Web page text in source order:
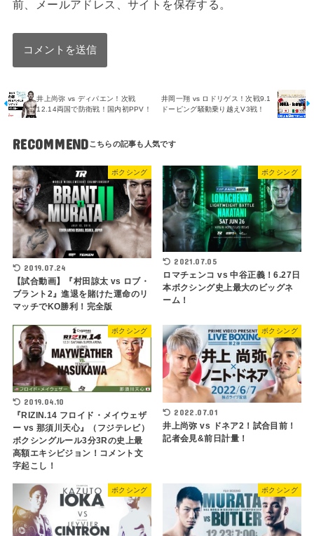
前、メールアドレス、サイトを保存する。
井上尚弥 vs ディパエン！次戦
12.14両国で防衛戦！国内初PPV！
井岡一翔 vs ロドリゲス！次戦9.1
ドーピング騒動乗り越えV3戦！
RECOMMEND
ボクシング
2019.07.24
【試合動画】『村田諒太 vs ロブ・
ブラント2』進退を賭けた運命のリ
マッチでKO勝利！完全版
ボクシング
2021.07.05
ロマチェンコ vs 中谷正義！6.27日
本ボクシング史上最大のビッグネ
ーム！
ボクシング
2019.04.10
『RIZIN.14 フロイド・メイウェザ
ー vs 那須川天心』（フジテレビ）
ボクシングルール3分3Rの史上最
高額エキシビジョン！コメント文
字起こし！
ボクシング
2022.07.01
井上尚弥 vs ドネア2！試合目前！
記者会見&前日計量！
ボクシング ボクシング